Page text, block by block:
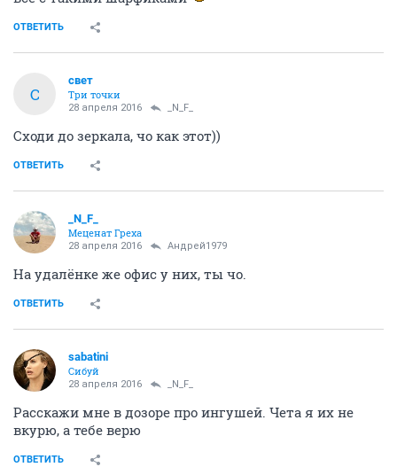
ОТВЕТИТЬ
С
свет
Три точки
28 апреля 2016 _N_F_
Сходи до зеркала, чо как этот))
ОТВЕТИТЬ
_N_F_
Меценат Греха
28 апреля 2016 Андрей1979
На удалёнке же офис у них, ты чо.
ОТВЕТИТЬ
sabatini
Сибуй
28 апреля 2016 _N_F_
Расскажи мне в дозоре про ингушей. Чета я их не
вкурю, а тебе верю
ОТВЕТИТЬ